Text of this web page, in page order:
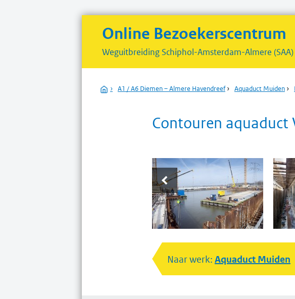
Online Bezoekerscentrum
Weguitbreiding Schiphol-Amsterdam-Almere (SAA)
Home
› A1 / A6 Diemen – Almere Havendreef› Aquaduct Muiden ›
Contouren
Naar werk: Aquaduct Muiden